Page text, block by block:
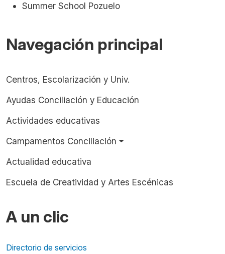
Navegación principal
Centros, Escolarización y Univ.
Ayudas Conciliación y Educación
Actividades educativas
Campamentos Conciliación
Actualidad educativa
Escuela de Creatividad y Artes Escénicas
Summer School Pozuelo
A un clic
Directorio de servicios